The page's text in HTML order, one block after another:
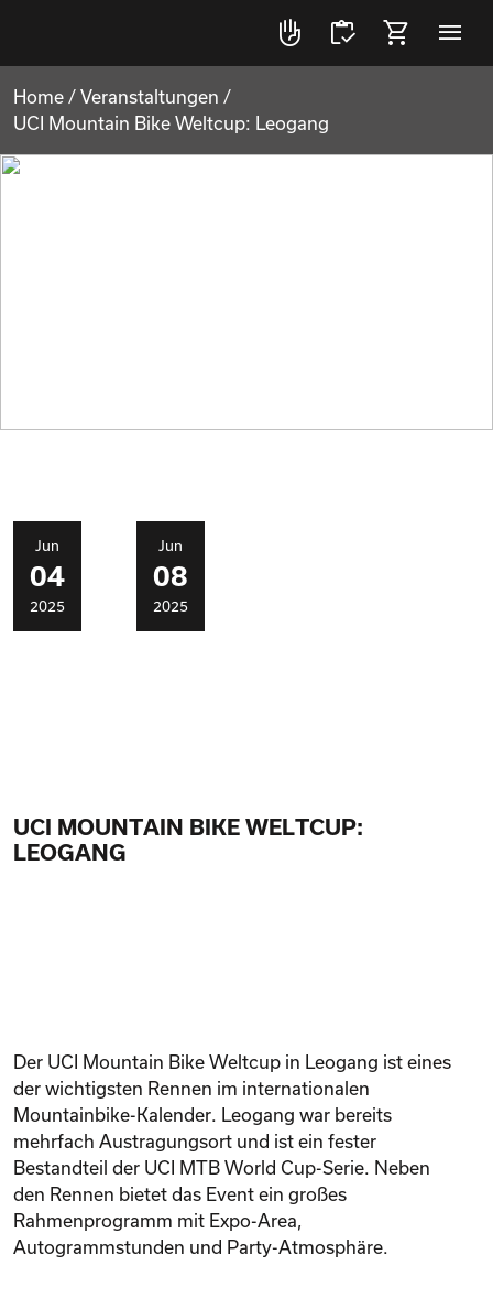
front_hand inventory shopping_cart menu
Home / Veranstaltungen /
UCI Mountain Bike Weltcup: Leogang
Jun
04
2025
Jun
08
2025
UCI MOUNTAIN BIKE WELTCUP:
LEOGANG
Der UCI Mountain Bike Weltcup in Leogang ist eines
der wichtigsten Rennen im internationalen
Mountainbike-Kalender. Leogang war bereits
mehrfach Austragungsort und ist ein fester
Bestandteil der UCI MTB World Cup-Serie. Neben
den Rennen bietet das Event ein großes
Rahmenprogramm mit Expo-Area,
Autogrammstunden und Party-Atmosphäre.